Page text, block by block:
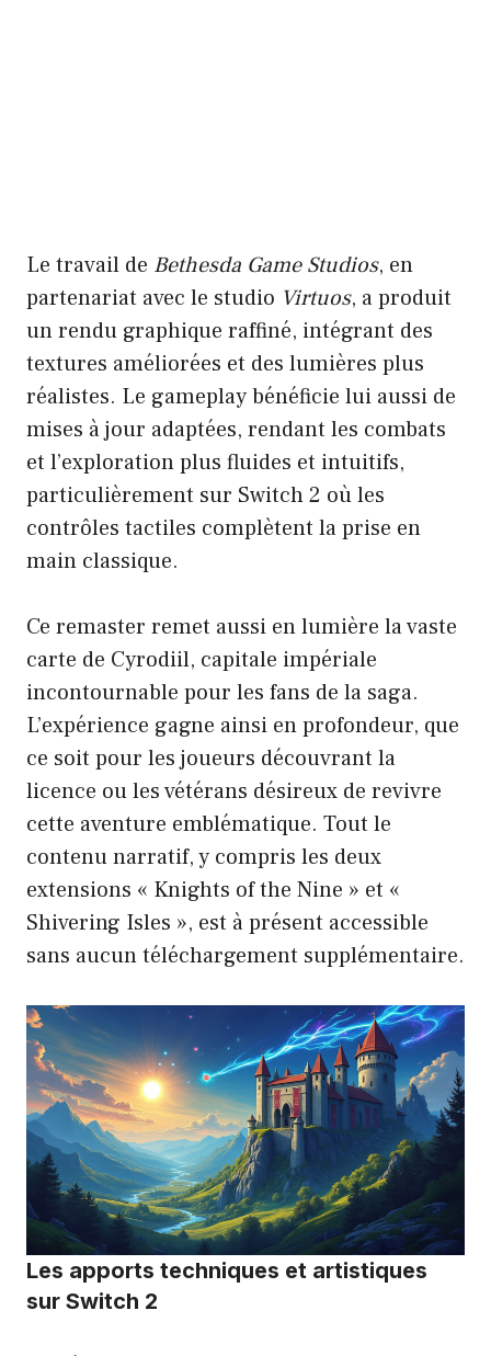
Le travail de Bethesda Game Studios, en
partenariat avec le studio Virtuos, a produit
un rendu graphique raffiné, intégrant des
textures améliorées et des lumières plus
réalistes. Le gameplay bénéficie lui aussi de
mises à jour adaptées, rendant les combats
et l’exploration plus fluides et intuitifs,
particulièrement sur Switch 2 où les
contrôles tactiles complètent la prise en
main classique.
Ce remaster remet aussi en lumière la vaste
carte de Cyrodiil, capitale impériale
incontournable pour les fans de la saga.
L’expérience gagne ainsi en profondeur, que
ce soit pour les joueurs découvrant la
licence ou les vétérans désireux de revivre
cette aventure emblématique. Tout le
contenu narratif, y compris les deux
extensions « Knights of the Nine » et «
Shivering Isles », est à présent accessible
sans aucun téléchargement supplémentaire.
Les apports techniques et artistiques
sur Switch 2